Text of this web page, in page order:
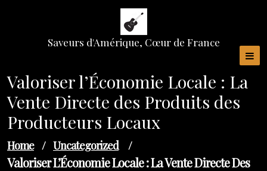
Saveurs d'Amérique, Cœur de France
Valoriser l’Économie Locale : La
Vente Directe des Produits des
Producteurs Locaux
Home / Uncategorized /
Valoriser L’Économie Locale : La Vente Directe Des